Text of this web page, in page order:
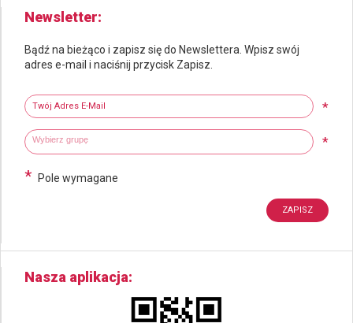
Newsletter
Bądź na bieżąco i zapisz się do Newslettera. Wpisz swój
adres e-mail i naciśnij przycisk Zapisz.
Twój adres e-mail
*
Wybierz grupy tematyczne *
Wpisz wyszukiwaną fraze
* Pole wymagane
Nasza aplikacja